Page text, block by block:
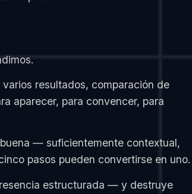
resultados, comparación de
aparecer, para convencer, para
— suficientemente contextual,
pasos pueden convertirse en uno.
estructurada — y destruye